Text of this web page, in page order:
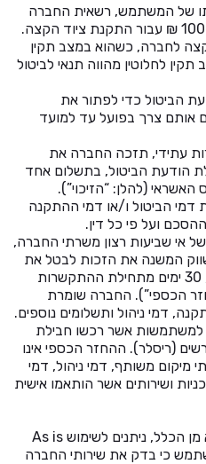
של המשתמש, רשאית החברה
לגבות במעמד הביטול סכום של 100 ₪ עבור התקנת ציוד הקצה.
לחברה, כשהוא במצב תקין
לחלוטין מהווה תנאי לביטול
הביטול כדי לפתור את
אותם צרך בפועל עד למועד
עתידי, תזכה החברה את
מיום קבלת הודעת הביטול, בתשלום אחד
(להלן: “הזיכוי”).
דמי הביטול ו/או דמי ההתקנה
ועל פי כל דין.
אי שביעות רצון משרתי החברה,
המשנה את הזכות לבטל את
העסקה ולקבל החזר כספי מלא, 30 ימים מתחילת ההתקשרות
הכספי”). החברה שומרת
דמי ניהול ותשלומים נוספים.
למשתמשות אשר רכשו חבילת
(ריסלר). ההחזר הכספי אינו
מיקום משותף, דמי ניהול, דמי
ושירותים אשר הותאמו אישית
57. כלל שירותי החברה, בלי יוצא מן הכלל, ניתנים לשימוש As is
כי בדק את שירותי החברה